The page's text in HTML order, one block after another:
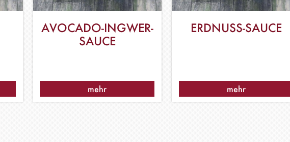
AVOCADO-INGWER-
SAUCE
mehr
ERDNUSS-SAUCE
mehr